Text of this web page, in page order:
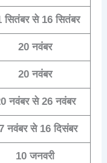
सितंबर से 16 सितंबर
20 नवंबर
20 नवंबर
नवंबर से 26 नवंबर
नवंबर से 16 दिसंबर
10 जनवरी